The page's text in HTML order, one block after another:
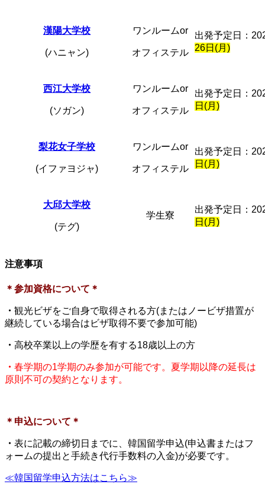
漢陽大学校
(ハニャン)
ワンルームor
オフィステル
出発予定日：
26日(月)
西江大学校
(ソガン)
ワンルームor
オフィステル
出発予定日：
日(月)
梨花女子学校
(イファヨジャ)
ワンルームor
オフィステル
出発予定日：
日(月)
大邱大学校
(テグ)
学生寮
出発予定日：
日(月)
注意事項
＊参加資格について＊
・ 観光ビザをご自身で取得される方(またはノービザ措置が
継続している場合はビザ取得不要で参加可能)
・ 高校卒業以上の学歴を有する18歳以上の方
・ 春学期の1学期のみ参加が可能です。夏学期以降の延長は
原則不可の契約となります。
＊申込について＊
・ 表に記載の締切日までに
韓国留学申込(申込書またはフ
ォームの提出と手続き代行手数料の入金)が必要です。
≪韓国留学申込方法はこちら≫